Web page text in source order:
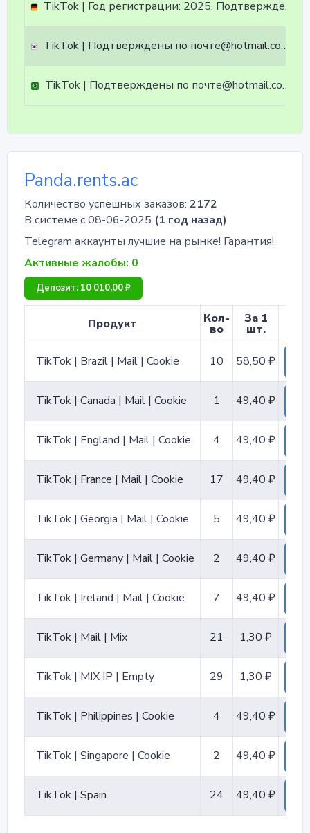
TikTok | Год регистрации: 2025. Подтверждены по почте@hotmail.com/outlook.com, идет в комплекте. Страна регистрации: Германия.
TikTok | Подтверждены по почте@hotmail.com/outlook.com, идет в комплекте. Профиль пустой. Страна регистрации: South Korea.
TikTok | Подтверждены по почте@hotmail.com/outlook.com, идет в комплекте. Страна регистрации: Brazil.
Panda.rents.ac
Количество успешных заказов: 2172
В системе с 08-06-2025 (1 год назад)
Telegram аккаунты лучшие на рынке! Гарантия!
Активные жалобы: 0
Депозит: 10 010,00 ₽
Продукт Кол-
во
За 1
шт.
TikTok | Brazil | Mail | Cookie 10 58,50 ₽
TikTok | Canada | Mail | Cookie 1 49,40 ₽
TikTok | England | Mail | Cookie 4 49,40 ₽
TikTok | France | Mail | Cookie 17 49,40 ₽
TikTok | Georgia | Mail | Cookie 5 49,40 ₽
TikTok | Germany | Mail | Cookie 2 49,40 ₽
TikTok | Ireland | Mail | Cookie 7 49,40 ₽
TikTok | Mail | Mix 21 1,30 ₽
TikTok | MIX IP | Empty 29 1,30 ₽
TikTok | Philippines | Cookie 4 49,40 ₽
TikTok | Singapore | Cookie 2 49,40 ₽
TikTok | Spain 24 49,40 ₽